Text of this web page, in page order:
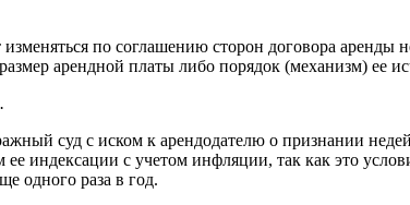
по соглашению сторон договора аренды
арендной платы либо порядок (механизм) ее
суд с иском к арендодателю о признании
ее индексации с учетом инфляции, так как это
одного раза в год.